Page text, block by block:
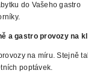
do Vašeho gastro
a gastro provozy na
na míru. Stejně
poptávek.